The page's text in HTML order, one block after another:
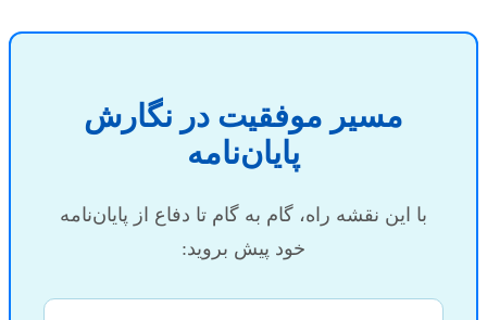
مسیر موفقیت در نگارش
پایان‌نامه
با این نقشه راه، گام به گام تا دفاع از پایان‌نامه
خود پیش بروید: